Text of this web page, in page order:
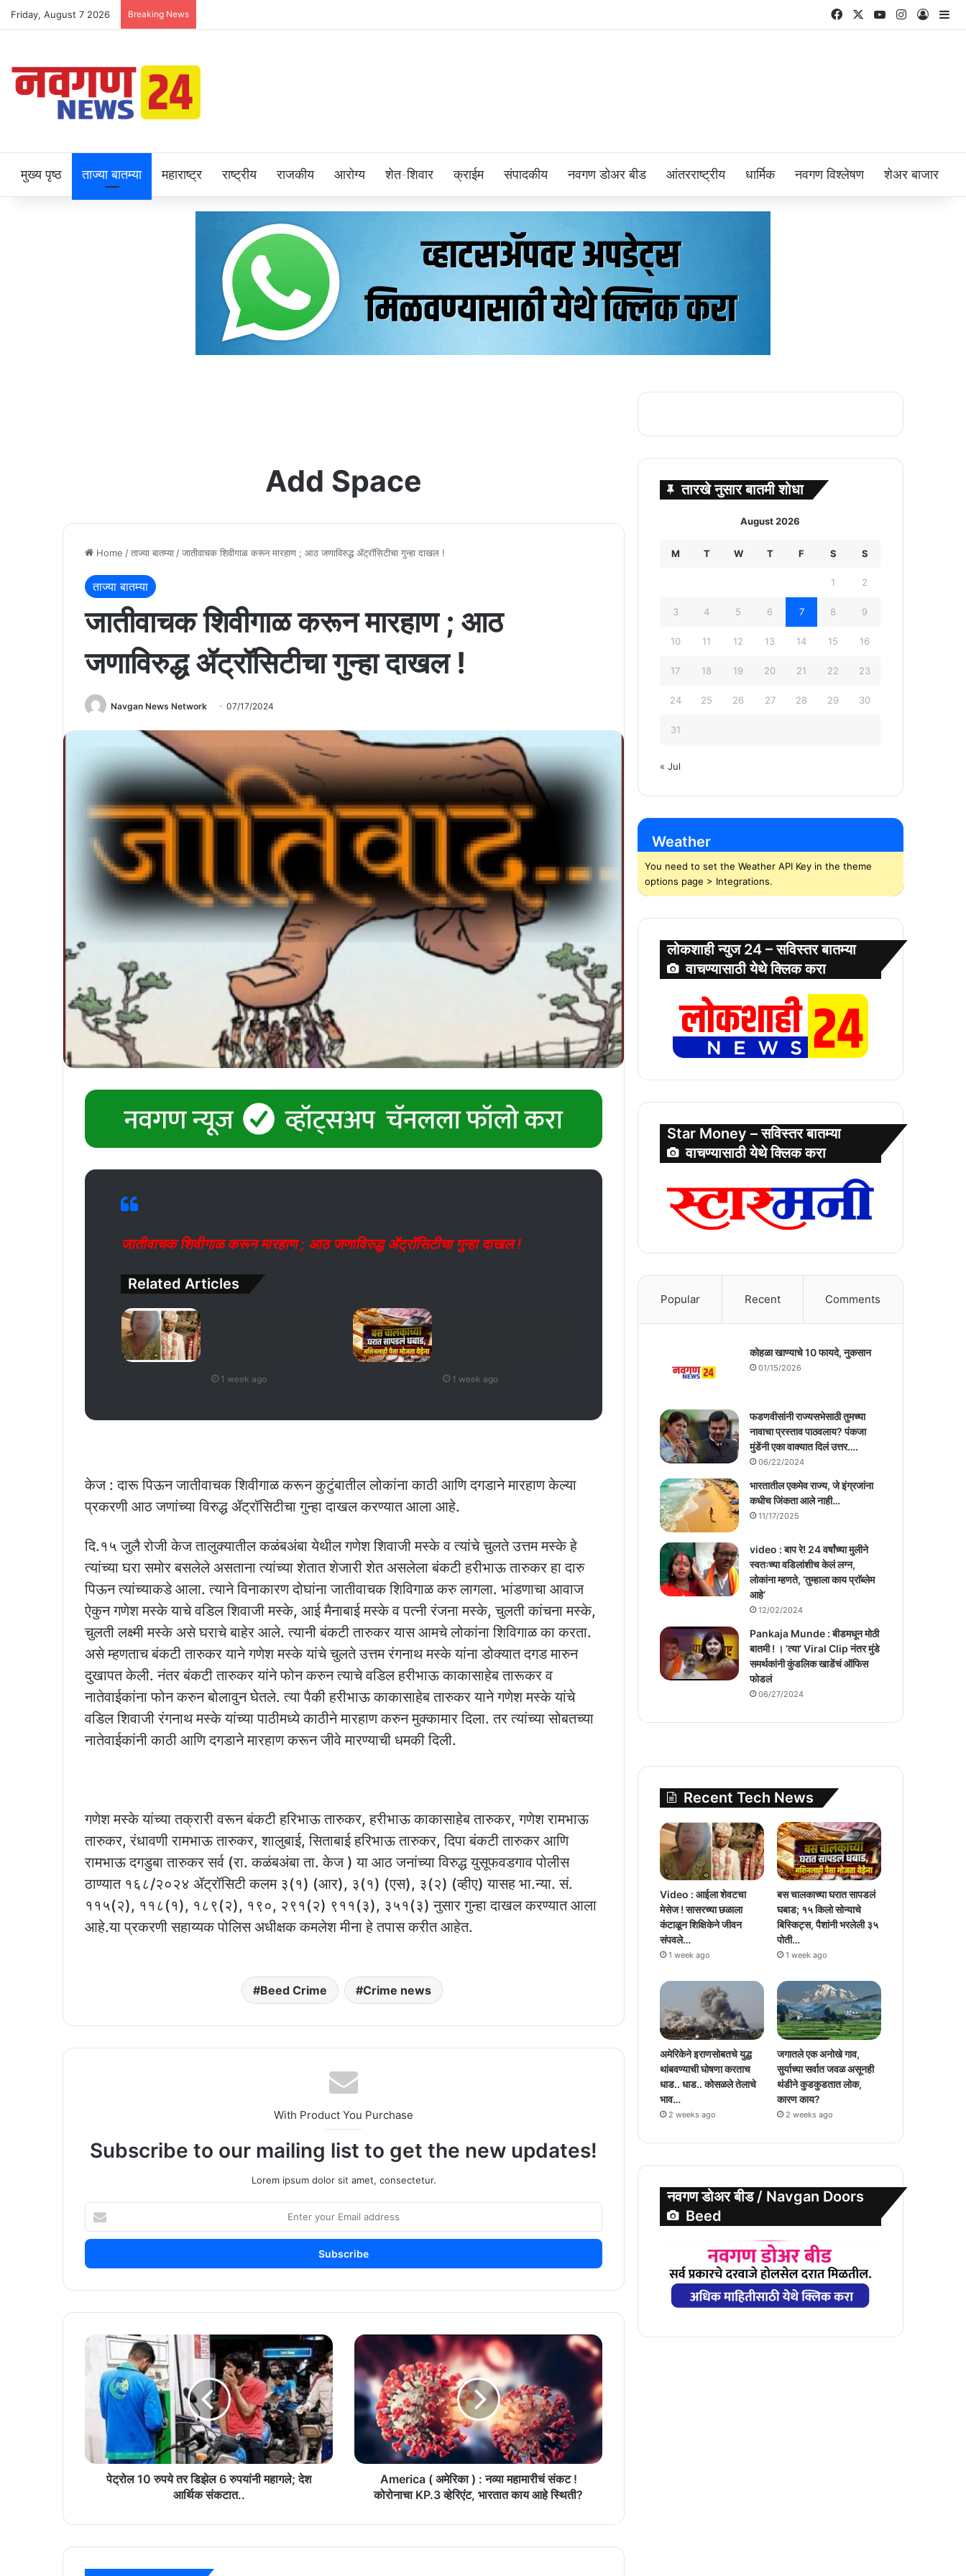
Friday, August 7 2026 Breaking News FacebookYouTubeInstagram
Log In
मुख्य पृष्ठ ताज्या बातम्या महाराष्ट्र राष्ट्रीय राजकीय आरोग्य शेत-शिवार क्राईम संपादकीय नवगण डोअर बीड आंतरराष्ट्रीय धार्मिक नवगण विश्लेषण शेअर बाजार
Add Space
Home /ताज्या बातम्या /जातीवाचक शिवीगाळ करून मारहाण ; आठ जणाविरुद्ध ॲट्रॉसिटीचा गुन्हा दाखल !
ताज्या बातम्या
जातीवाचक शिवीगाळ करून मारहाण ; आठ
जणाविरुद्ध ॲट्रॉसिटीचा गुन्हा दाखल !
Navgan News Network 07/17/2024
जातीवाचक शिवीगाळ करून मारहाण ; आठ जणाविरुद्ध ॲट्रॉसिटीचा गुन्हा दाखल !
Related Articles
1 week ago 1 week ago
केज : दारू पिऊन जातीवाचक शिवीगाळ करून कुटुंबातील लोकांना काठी आणि दगडाने मारहाण केल्या
प्रकरणी आठ जणांच्या विरुद्ध ॲट्रॉसिटीचा गुन्हा दाखल करण्यात आला आहे.
दि.१५ जुलै रोजी केज तालुक्यातील कळंबअंबा येथील गणेश शिवाजी मस्के व त्यांचे चुलते उत्तम मस्के हे
त्यांच्या घरा समोर बसलेले असताना त्यांच्या शेतात शेजारी शेत असलेला बंकटी हरीभाऊ तारुकर हा दारु
पिऊन त्यांच्याकडे आला. त्याने विनाकारण दोघांना जातीवाचक शिविगाळ करु लागला. भांडणाचा आवाज
ऐकुन गणेश मस्के याचे वडिल शिवाजी मस्के, आई मैनाबाई मस्के व पत्नी रंजना मस्के, चुलती कांचना मस्के,
चुलती लक्ष्मी मस्के असे घराचे बाहेर आले. त्यानी बंकटी तारुकर यास आमचे लोकांना शिविगाळ का करता.
असे म्हणताच बंकटी तारुकर याने गणेश मस्के यांचे चुलते उत्तम रंगनाथ मस्के यांना डोक्यात दगड मारुन
दुखापत केली. नंतर बंकटी तारुकर यांने फोन करुन त्याचे वडिल हरीभाऊ काकासाहेब तारूकर व
नातेवाईकांना फोन करुन बोलावुन घेतले. त्या पैकी हरीभाऊ काकासाहेब तारुकर याने गणेश मस्के यांचे
वडिल शिवाजी रंगनाथ मस्के यांच्या पाठीमध्ये काठीने मारहाण करुन मुक्कामार दिला. तर त्यांच्या सोबतच्या
नातेवाईकांनी काठी आणि दगडाने मारहाण करून जीवे मारण्याची धमकी दिली.
गणेश मस्के यांच्या तक्रारी वरून बंकटी हरिभाऊ तारुकर, हरीभाऊ काकासाहेब तारुकर, गणेश रामभाऊ
तारुकर, रंधावणी रामभाऊ तारुकर, शालुबाई, सिताबाई हरिभाऊ तारुकर, दिपा बंकटी तारुकर आणि
रामभाऊ दगडुबा तारुकर सर्व (रा. कळंबअंबा ता. केज ) या आठ जनांच्या विरुद्ध युसूफवडगाव पोलीस
ठाण्यात १६८/२०२४ ॲट्रॉसिटी कलम ३(१) (आर), ३(१) (एस), ३(२) (व्हीए) यासह भा.न्या. सं.
११५(२), ११८(१), १८९(२), १९०, २९१(२) ९११(३), ३५१(३) नुसार गुन्हा दाखल करण्यात आला
आहे.या प्रकरणी सहाय्यक पोलिस अधीक्षक कमलेश मीना हे तपास करीत आहेत.
Beed Crime Crime news
With Product You Purchase
Subscribe to our mailing list to get the new updates!
Lorem ipsum dolor sit amet, consectetur.
your
Email
पेट्रोल
रुपये
डिझेल
6
रुपयांनी
महागले;
देश
आर्थिकपेट्रोल 10 रुपये तर डिझेल 6 रुपयांनी महागले; देश
आर्थिक संकटात..
America
अमेरिका
नव्या
महामारीचं
!
कोरोनाचा
KP.3
भारतात
America ( अमेरिका ) : नव्या महामारीचं संकट !
कोरोनाचा KP.3 व्हेरिएंट, भारतात काय आहे स्थिती?
तारखे नुसार बातमी शोधा
August 2026
M T W T F S S
1 2
3 4 5 6 7 8 9
10 11 12 13 14 15 16
17 18 19 20 21 22 23
24 25 26 27 28 29 30
31
« Jul
Weather
You need to set the Weather API Key in the theme
options page > Integrations.
लोकशाही न्युज 24 – सविस्तर बातम्या
वाचण्यासाठी येथे क्लिक करा
Star Money – सविस्तर बातम्या
वाचण्यासाठी येथे क्लिक करा
Popular Recent Comments
कोहळा खाण्याचे 10 फायदे, नुकसान
01/15/2026
फडणवीसांनी राज्यसभेसाठी तुमच्या
नावाचा प्रस्ताव पाठवलाय? पंकजा
मुंडेंनी एका वाक्यात दिलं उत्तर….
06/22/2024
भारतातील एकमेव राज्य, जे इंग्रजांना
कधीच जिंकता आले नाही…
11/17/2025
video : बाप रे! 24 वर्षांच्या मुलीने
स्वतःच्या वडिलांशीच केलं लग्न,
लोकांना म्हणते, ‘तुम्हाला काय प्राॅब्लेम
आहे’
12/02/2024
Pankaja Munde : बीडमधून मोठी
बातमी ! । ‘त्या’ Viral Clip नंतर मुंडे
समर्थकांनी कुंडलिक खाडेंचं ऑफिस
फोडलं
06/27/2024
Recent Tech News
Video : आईला शेवटचा
मेसेज ! सासरच्या छळाला
कंटाळून शिक्षिकेने जीवन
संपवले…
1 week ago
बस चालकाच्या घरात सापडलं
घबाड; १५ किलो सोन्याचे
बिस्किट्स, पैशांनी भरलेली ३५
पोती…
1 week ago
अमेरिकेने इराणसोबतचे युद्ध
थांबवण्याची घोषणा करताच
धाड.. धाड.. कोसळले तेलाचे
भाव…
2 weeks ago
जगातले एक अनोखे गाव,
सुर्याच्या सर्वात जवळ असूनही
थंडीने कुडकुडतात लोक,
कारण काय?
2 weeks ago
नवगण डोअर बीड / Navgan Doors
Beed